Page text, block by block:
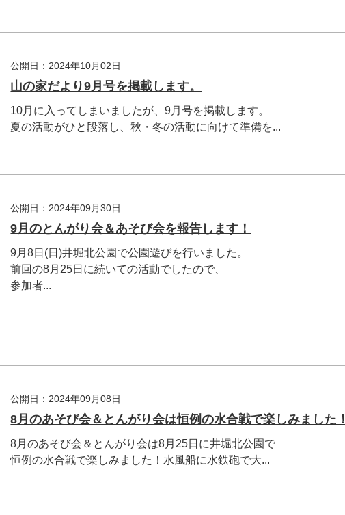
公開日：2024年10月02日
山の家だより9月号を掲載します。
10月に入ってしまいましたが、9月号を掲載します。
夏の活動がひと段落し、秋・冬の活動に向けて準備を...
公開日：2024年09月30日
9月のとんがり会＆あそび会を報告します！
9月8日(日)井堀北公園で公園遊びを行いました。
前回の8月25日に続いての活動でしたので、
参加者...
公開日：2024年09月08日
8月のあそび会＆とんがり会は恒例の水合戦で楽しみました！
8月のあそび会＆とんがり会は8月25日に井堀北公園で
恒例の水合戦で楽しみました！水風船に水鉄砲で大...